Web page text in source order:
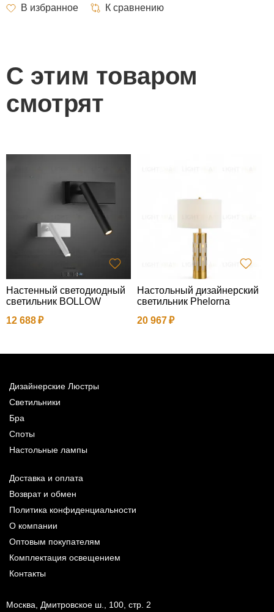
С этим товаром
смотрят
Настенный светодиодный
светильник BOLLOW
12 688
Настольный дизайнерский
светильник Phelorna
20 967
Дизайнерские Люстры
Светильники
Бра
Споты
Настольные лампы
Доставка и оплата
Возврат и обмен
Политика конфиденциальности
О компании
Оптовым покупателям
Комплектация освещением
Контакты
Москва, Дмитровское ш., 100, стр. 2